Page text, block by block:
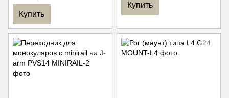
Купить
Купить